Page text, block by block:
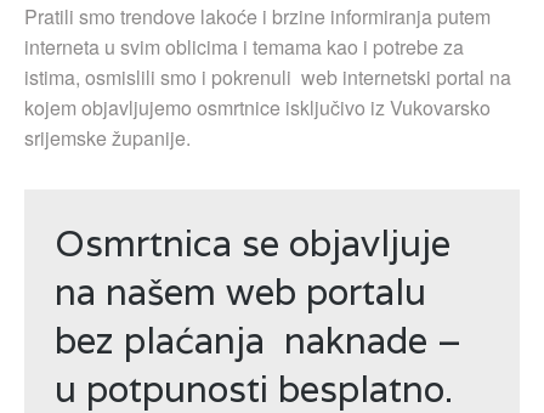
Pratili smo trendove lakoće i brzine informiranja putem
interneta u svim oblicima i temama kao i potrebe za
istima, osmislili smo i pokrenuli web internetski portal na
kojem objavljujemo osmrtnice isključivo iz Vukovarsko
srijemske županije.
Osmrtnica se objavljuje
na našem web portalu
bez plaćanja naknade –
u potpunosti besplatno.